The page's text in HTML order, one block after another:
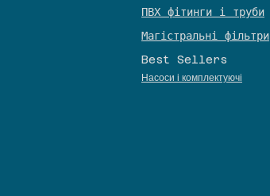
​ПВХ фітинги і труби
Магістральні фільтри
Best Sellers
Насоси і комплектуючі